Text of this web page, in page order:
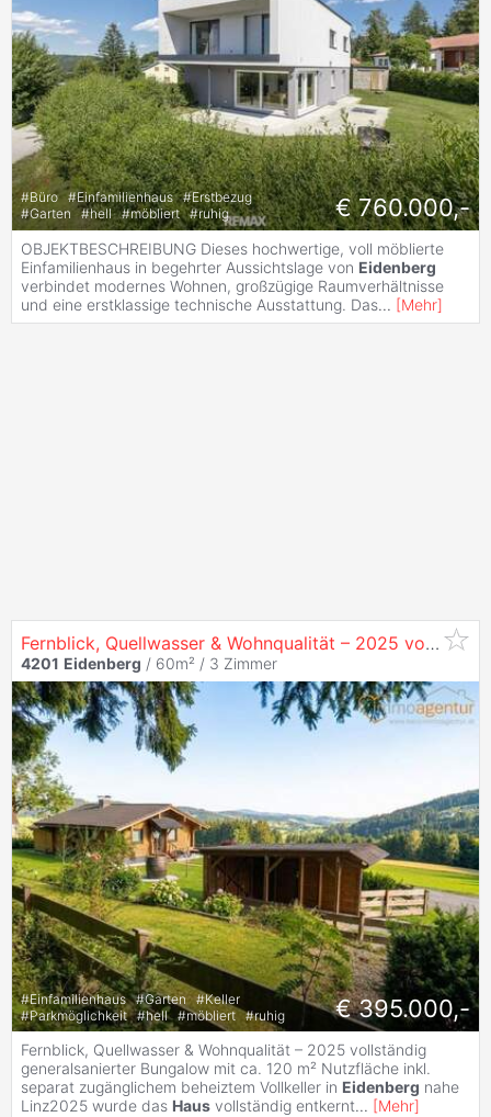
#Büro #Einfamilienhaus #Erstbezug
#Garten #hell #möbliert #ruhig € 760.000,-
OBJEKTBESCHREIBUNG Dieses hochwertige, voll möblierte
Einfamilienhaus in begehrter Aussichtslage von Eidenberg
verbindet modernes Wohnen, großzügige Raumverhältnisse
und eine erstklassige technische Ausstattung. Das... [Mehr]
Fernblick, Quellwasser & Wohnqualität – 2025 vollständig generalsanierter Bungalow mit ca. 120 m² Nutzfläche inkl. separat zugänglichem beheiztem V...
4201 Eidenberg / 60m² / 3 Zimmer
#Einfamilienhaus #Garten #Keller
#Parkmöglichkeit #hell #möbliert #ruhig € 395.000,-
Fernblick, Quellwasser & Wohnqualität – 2025 vollständig
generalsanierter Bungalow mit ca. 120 m² Nutzfläche inkl.
separat zugänglichem beheiztem Vollkeller in Eidenberg nahe
Linz2025 wurde das Haus vollständig entkernt... [Mehr]